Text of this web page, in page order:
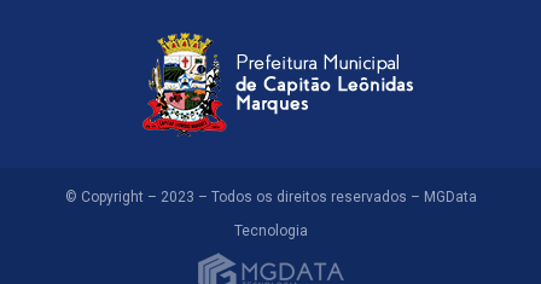
© Copyright – 2023 – Todos os direitos reservados – MGData
Tecnologia